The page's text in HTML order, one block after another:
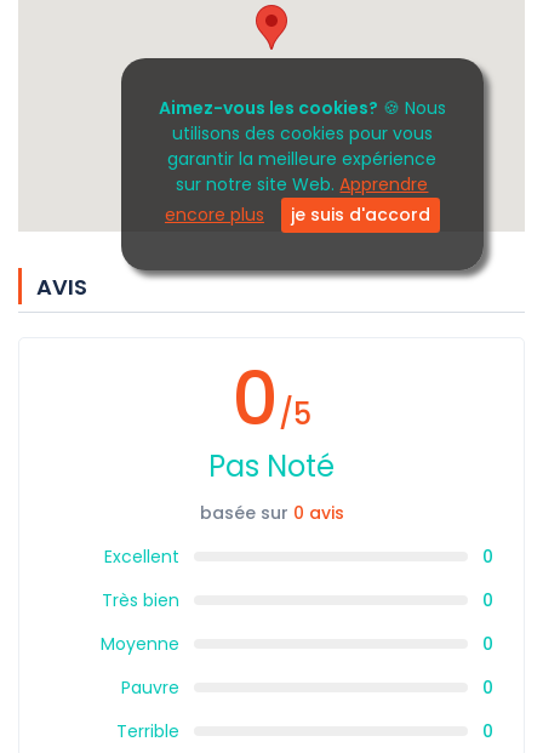
Aimez-vous les cookies? 🍪 Nous
utilisons des cookies pour vous
garantir la meilleure expérience
sur notre site Web.Apprendre
encore plus
je suis d'accord
AVIS
0/5
Pas Noté
basée sur 0 avis
Excellent
0
Très bien
0
Moyenne
0
Pauvre
0
Terrible
0